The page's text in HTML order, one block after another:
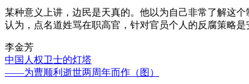
某种意义上讲，边民是天真的。他以为自己非常了解这
认为，点名道姓骂在职高官，针对官员个人的反腐策略是
李金芳
中国人权卫士的灯塔
——为曹顺利逝世两周年而作（图）